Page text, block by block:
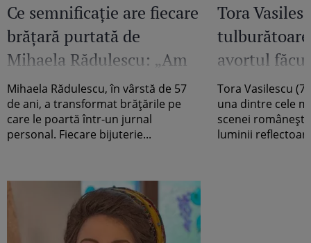
Ce semnificație are fiecare
brățară purtată de
Mihaela Rădulescu: „Am
decis să nu le pun la
întâmplare, ci să le creez
o poveste”
Mihaela Rădulescu, în vârstă de 57
de ani, a transformat brățările pe
care le poartă într-un jurnal
personal. Fiecare bijuterie...
Tora
avortul
comunism:
viu!
mă audă
Tora Vasilescu
una dintre cele
scenei
luminii